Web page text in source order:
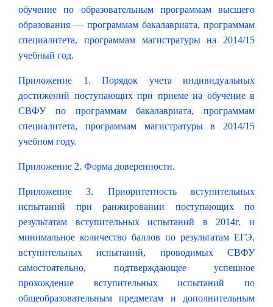
обучение по образовательным программам высшего
образования — программам бакалавриата, программам
специалитета, программам магистратуры на 2014/15
учебный год.
Приложение 1. Порядок учета индивидуальных
достижений поступающих при приеме на обучение в
СВФУ по программам бакалавриата, программам
специалитета, программам магистратуры в 2014/15
учебном году.
Приложение 2. Форма доверенности.
Приложение 3. Приоритетность вступительных
испытаний при ранжировании поступающих по
результатам вступительных испытаний в 2014г. и
минимальное количество баллов по результатам ЕГЭ,
вступительных испытаний, проводимых СВФУ
самостоятельно, подтверждающее успешное
прохождение вступительных испытаний по
общеобразовательным предметам и дополнительным